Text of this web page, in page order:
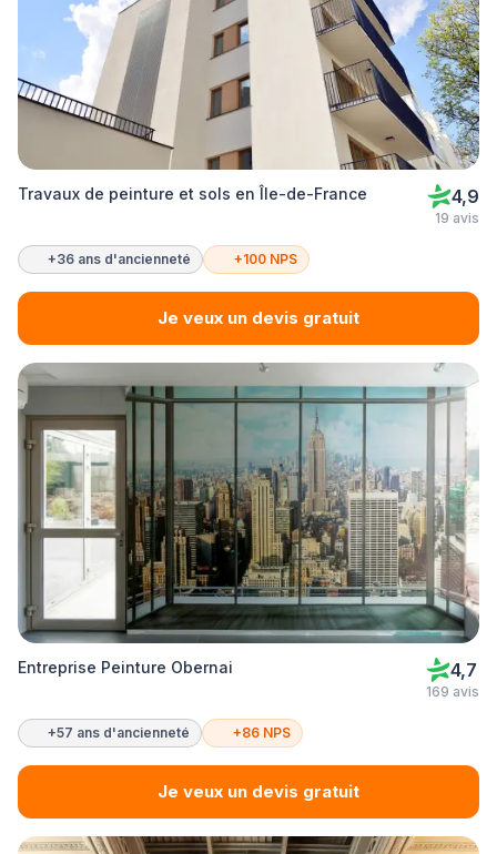
Travaux de peinture et sols en Île-de-France 4,9
19 avis
+36 ans d'ancienneté +100 NPS
Je veux un devis gratuit
Entreprise Peinture Obernai 4,7
169 avis
+57 ans d'ancienneté +86 NPS
Je veux un devis gratuit